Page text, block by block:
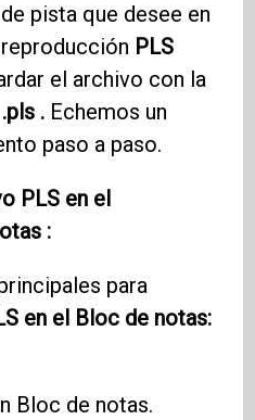
pista que desee en
PLS
el archivo con la
.pls . Echemos un
paso a paso.
PLS en el
:
para
en el Bloc de notas:
Bloc de notas.